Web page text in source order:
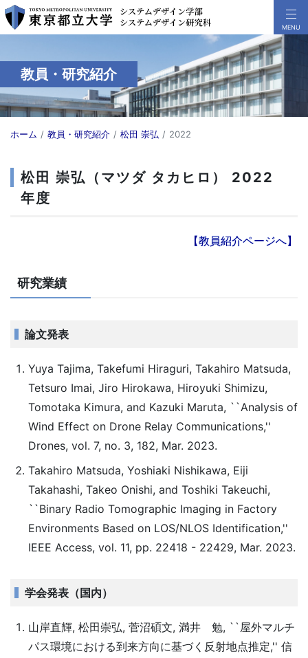
教員・研究紹介
ホーム 教員・研究紹介 松田 崇弘 2022
松田 崇弘（マツダ タカヒロ） 2022
年度
【教員紹介ページへ】
研究業績
論文発表
Yuya Tajima, Takefumi Hiraguri, Takahiro Matsuda,
Tetsuro Imai, Jiro Hirokawa, Hiroyuki Shimizu,
Tomotaka Kimura, and Kazuki Maruta, ``Analysis of
Wind Effect on Drone Relay Communications,''
Drones, vol. 7, no. 3, 182, Mar. 2023.
Takahiro Matsuda, Yoshiaki Nishikawa, Eiji
Takahashi, Takeo Onishi, and Toshiki Takeuchi,
``Binary Radio Tomographic Imaging in Factory
Environments Based on LOS/NLOS Identification,''
IEEE Access, vol. 11, pp. 22418 - 22429, Mar. 2023.
学会発表（国内）
山岸直輝, 松田崇弘, 菅沼碩文, 満井 勉, ``屋外マルチ
パス環境における到来方向に基づく反射地点推定,'' 信